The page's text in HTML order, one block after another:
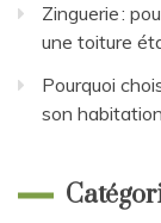
Zinguerie :
une toiture
Pourquoi
son